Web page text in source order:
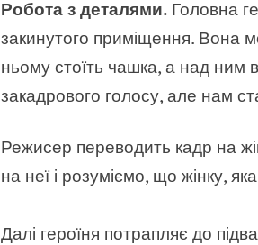
Робота з деталями. Головна
закинутого приміщення. Вона
ньому стоїть чашка, а над ним
закадрового голосу, але нам
Режисер переводить кадр на
на неї і розуміємо, що жінку,
Далі героїня потрапляє до